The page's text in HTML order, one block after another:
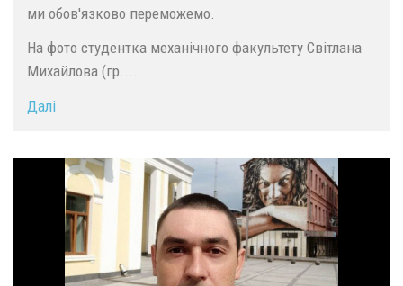
ми обов'язково переможемо.
На фото студентка механічного факультету Світлана
Михайлова (гр....
Далі